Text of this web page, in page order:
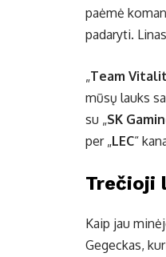
paėmė
padaryti.
„Team
mūsų lauks
su „SK
per „LEC“
Trečioji
Kaip jau
Gegeckas,